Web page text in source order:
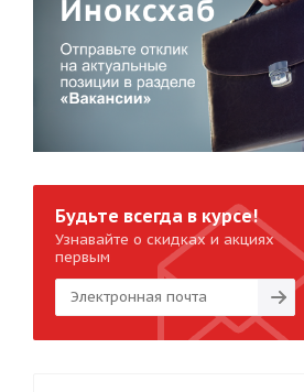
Будьте всегда в курсе!
Узнавайте о скидках и акциях
первым